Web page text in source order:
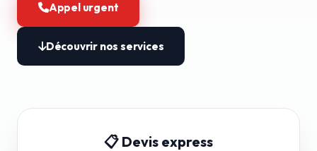
Appel urgent
Découvrir nos services
📋 Devis express